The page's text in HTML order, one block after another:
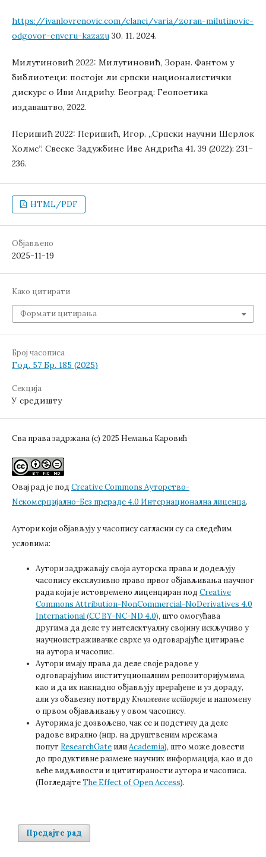
https://ivanlovrenovic.com/clanci/varia/zoran-milutinovic-
odgovor-enveru-kazazu 30. 11. 2024.
Милутиновић 2022: Милутиновић, Зоран. Фантом у
библиотеци: постоји ли српски националистички
дискурс о Иви Андрићу. Београд: Геопоетика
издаваштво, 2022.
Перишић 2022: Перишић, Игор. „Српски научни Шерлок
Холмс“. Свеске Задужбине Иве Андрића 41. 39 (2022): 231–
236.
HTML/PDF
Објављено
2025-11-19
Како цитирати
Формати цитирања
Број часописа
Год. 57 Бр. 185 (2025)
Секција
У средишту
Сва права задржана (c) 2025 Немања Каровић
Овај рад је под Creative Commons Aуторство-
Nекомерцијално-Без прераде 4.0 Интернационална лиценца.
Аутори који објављују у часопису сагласни су са следећим
условима:
Аутори задржавају своја ауторска права и додељују
часопису ексклузивно право првог објављивања научног
рада који је истовремено лиценциран под Creative
Commons Attribution-NonCommercial-NoDerivatives 4.0
International (CC BY-NC-ND 4.0), што омогућава
другима да деле ту интелектуалну својину искључиво у
научноистраживачке сврхе уз одговарајуће цитирање
на аутора и часопис.
Аутори имају права да деле своје радове у
одговарајућим институционалним репозиторијумима,
као и да их накнадно објављују прерађене и уз дораду,
али уз обавезну потврдуКњижевне историје и напомену
о првом објављивању у овом часопису.
Ауторима је дозвољено, чак се и подстичу да деле
радове вирално (нпр. на друштвеним мрежама
попут ResearchGate илиAcademia), што може довести
до продуктивне размене научних информација, као и до
веће видљивости и цититираности аутора и часописа.
(ПогледајтеThe Effect of Open Access).
Предајте рад